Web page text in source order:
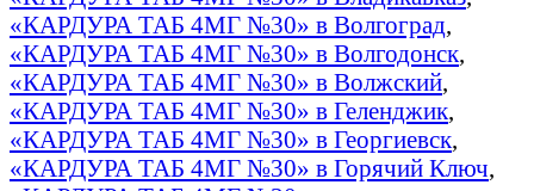
«КАРДУРА ТАБ 4МГ №30» в Волгоград,
«КАРДУРА ТАБ 4МГ №30» в Волгодонск,
«КАРДУРА ТАБ 4МГ №30» в Волжский,
«КАРДУРА ТАБ 4МГ №30» в Геленджик,
«КАРДУРА ТАБ 4МГ №30» в Георгиевск,
«КАРДУРА ТАБ 4МГ №30» в Горячий Ключ,